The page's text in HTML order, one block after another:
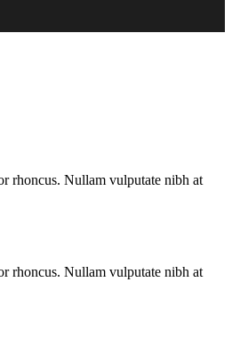
rhoncus. Nullam vulputate nibh at
rhoncus. Nullam vulputate nibh at